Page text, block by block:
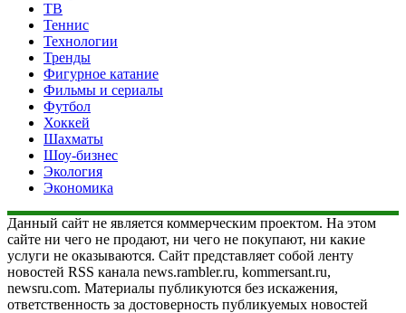
ТВ
Теннис
Технологии
Тренды
Фигурное катание
Фильмы и сериалы
Футбол
Хоккей
Шахматы
Шоу-бизнес
Экология
Экономика
Данный сайт не является коммерческим проектом. На этом
сайте ни чего не продают, ни чего не покупают, ни какие
услуги не оказываются. Сайт представляет собой ленту
новостей RSS канала news.rambler.ru, kommersant.ru,
newsru.com. Материалы публикуются без искажения,
ответственность за достоверность публикуемых новостей